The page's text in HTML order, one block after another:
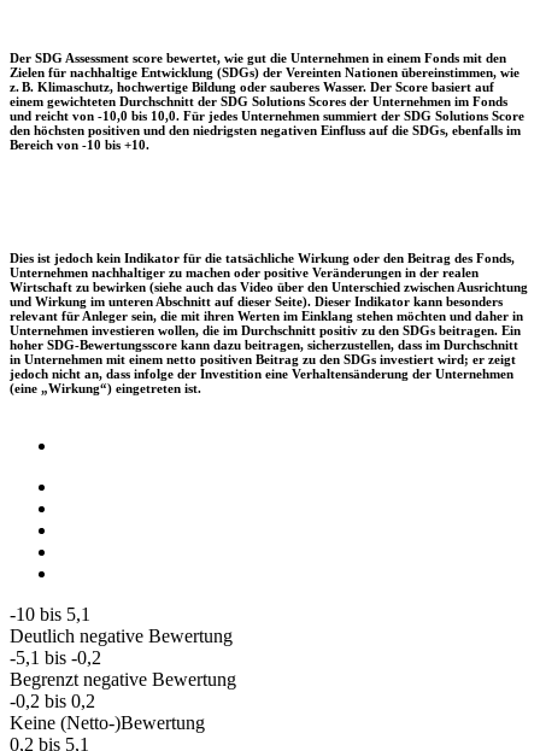
Der SDG Assessment score bewertet, wie gut die Unternehmen in einem Fonds mit den
Zielen für nachhaltige Entwicklung (SDGs) der Vereinten Nationen übereinstimmen, wie
z. B. Klimaschutz, hochwertige Bildung oder sauberes Wasser. Der Score basiert auf
einem gewichteten Durchschnitt der SDG Solutions Scores der Unternehmen im Fonds
und reicht von -10,0 bis 10,0. Für jedes Unternehmen summiert der SDG Solutions Score
den höchsten positiven und den niedrigsten negativen Einfluss auf die SDGs, ebenfalls im
Bereich von -10 bis +10.
Dies ist jedoch kein Indikator für die tatsächliche Wirkung oder den Beitrag des Fonds,
Unternehmen nachhaltiger zu machen oder positive Veränderungen in der realen
Wirtschaft zu bewirken (siehe auch das Video über den Unterschied zwischen Ausrichtung
und Wirkung im unteren Abschnitt auf dieser Seite). Dieser Indikator kann besonders
relevant für Anleger sein, die mit ihren Werten im Einklang stehen möchten und daher in
Unternehmen investieren wollen, die im Durchschnitt positiv zu den SDGs beitragen. Ein
hoher SDG-Bewertungsscore kann dazu beitragen, sicherzustellen, dass im Durchschnitt
in Unternehmen mit einem netto positiven Beitrag zu den SDGs investiert wird; er zeigt
jedoch nicht an, dass infolge der Investition eine Verhaltensänderung der Unternehmen
(eine „Wirkung“) eingetreten ist.
-10 bis 5,1
Deutlich negative Bewertung
-5,1 bis -0,2
Begrenzt negative Bewertung
-0,2 bis 0,2
Keine (Netto-)Bewertung
0,2 bis 5,1